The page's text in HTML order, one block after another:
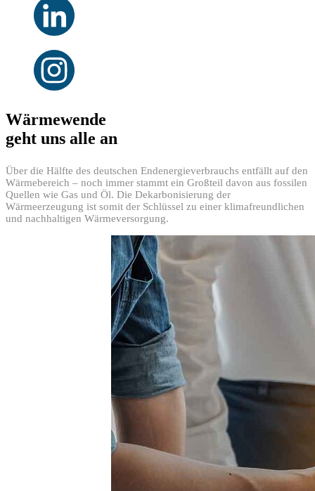
Wärmewende
geht uns alle an
Über die Hälfte des deutschen Endenergieverbrauchs entfällt auf den
Wärmebereich – noch immer stammt ein Großteil davon aus fossilen
Quellen wie Gas und Öl. Die Dekarbonisierung der
Wärmeerzeugung ist somit der Schlüssel zu einer klimafreundlichen
und nachhaltigen Wärmeversorgung.